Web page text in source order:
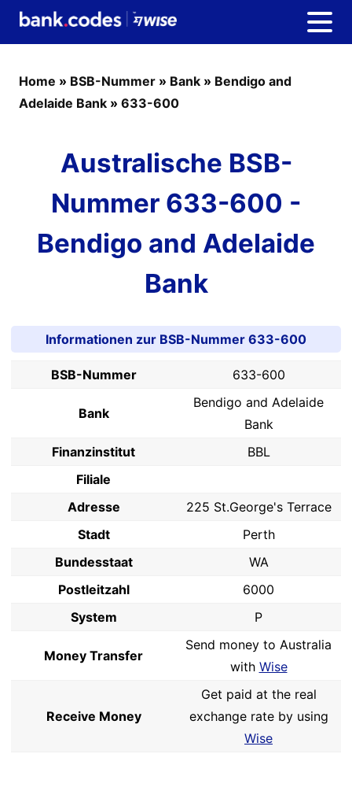
Home » BSB-Nummer » Bank » Bendigo and
Adelaide Bank » 633-600
Australische BSB-
Nummer 633-600 -
Bendigo and Adelaide
Bank
Informationen zur BSB-Nummer 633-600
BSB-Nummer 633-600
Bank
Bendigo and Adelaide
Bank
Finanzinstitut
BBL
Filiale
Adresse
225 St.George's Terrace
Stadt
Perth
Bundesstaat
WA
Postleitzahl
6000
System
P
Money Transfer
Send money to Australia
with Wise
Receive Money
Get paid at the real
exchange rate by using
Wise